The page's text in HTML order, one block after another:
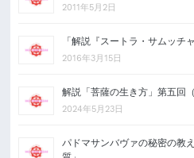
2011年5月2日
「解説『スートラ・サムッチ
2016年3月15日
解説「菩薩の生き方」第五回（
2024年5月23日
パドマサンバヴァの秘密の教